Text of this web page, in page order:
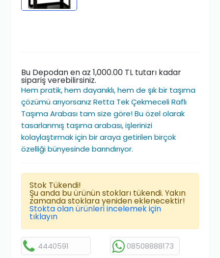
Bu Depodan en az 1,000.00 TL tutarı kadar
sipariş verebilirsiniz.
Hem pratik, hem dayanıklı, hem de şık bir taşıma
çözümü arıyorsanız Retta Tek Çekmeceli Raflı
Taşıma Arabası tam size göre! Bu özel olarak
tasarlanmış taşıma arabası, işlerinizi
kolaylaştırmak için bir araya getirilen birçok
özelliği bünyesinde barındırıyor.
Stok Tükendi!
Şu anda bu ürünün stokları tükendi. Yakın
zamanda stoklara yeniden eklenecektir!
Stokta olan ürünleri incelemek için
tıklayın
4440591 08508888173